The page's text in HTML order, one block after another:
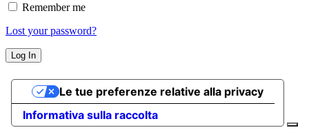
Remember me
Lost your password?
Informativa sulla raccolta
Le tue preferenze relative alla privacy